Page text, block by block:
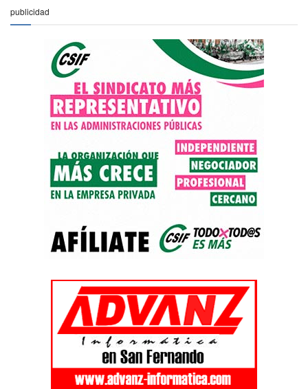
publicidad